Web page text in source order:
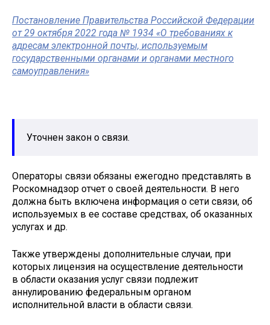
Постановление Правительства Российской Федерации
от 29 октября 2022 года № 1934 «О требованиях к
адресам электронной почты, используемым
государственными органами и органами местного
самоуправления»
Уточнен закон о связи.
Операторы связи обязаны ежегодно представлять в
Роскомнадзор отчет о своей деятельности. В него
должна быть включена информация о сети связи, об
используемых в ее составе средствах, об оказанных
услугах и др.
Также утверждены дополнительные случаи, при
которых лицензия на осуществление деятельности
в области оказания услуг связи подлежит
аннулированию федеральным органом
исполнительной власти в области связи.